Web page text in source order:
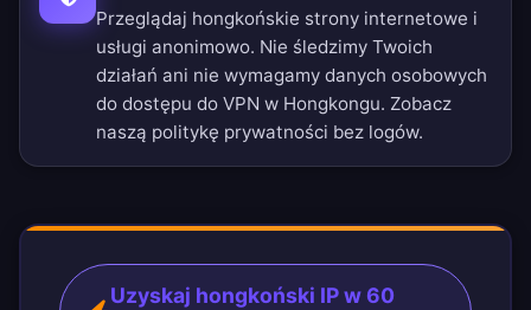
Przeglądaj hongkońskie strony internetowe i
usługi anonimowo. Nie śledzimy Twoich
działań ani nie wymagamy danych osobowych
do dostępu do VPN w Hongkongu. Zobacz
naszą politykę prywatności bez logów.
Uzyskaj hongkoński IP w 60